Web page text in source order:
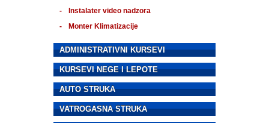
Instalater video nadzora
Monter Klimatizacije
ADMINISTRATIVNI KURSEVI
KURSEVI NEGE I LEPOTE
AUTO STRUKA
VATROGASNA STRUKA